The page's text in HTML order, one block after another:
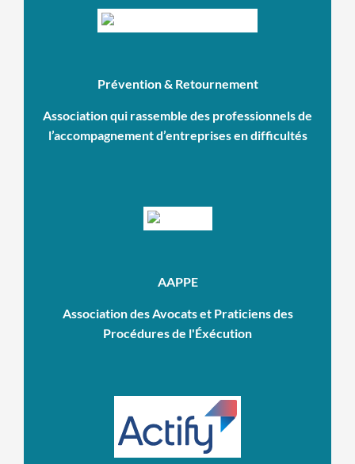
Prévention & Retournement
Association qui rassemble des professionnels de
l’accompagnement d’entreprises en difficultés
AAPPE
Association des Avocats et Praticiens des
Procédures de l'Éxécution